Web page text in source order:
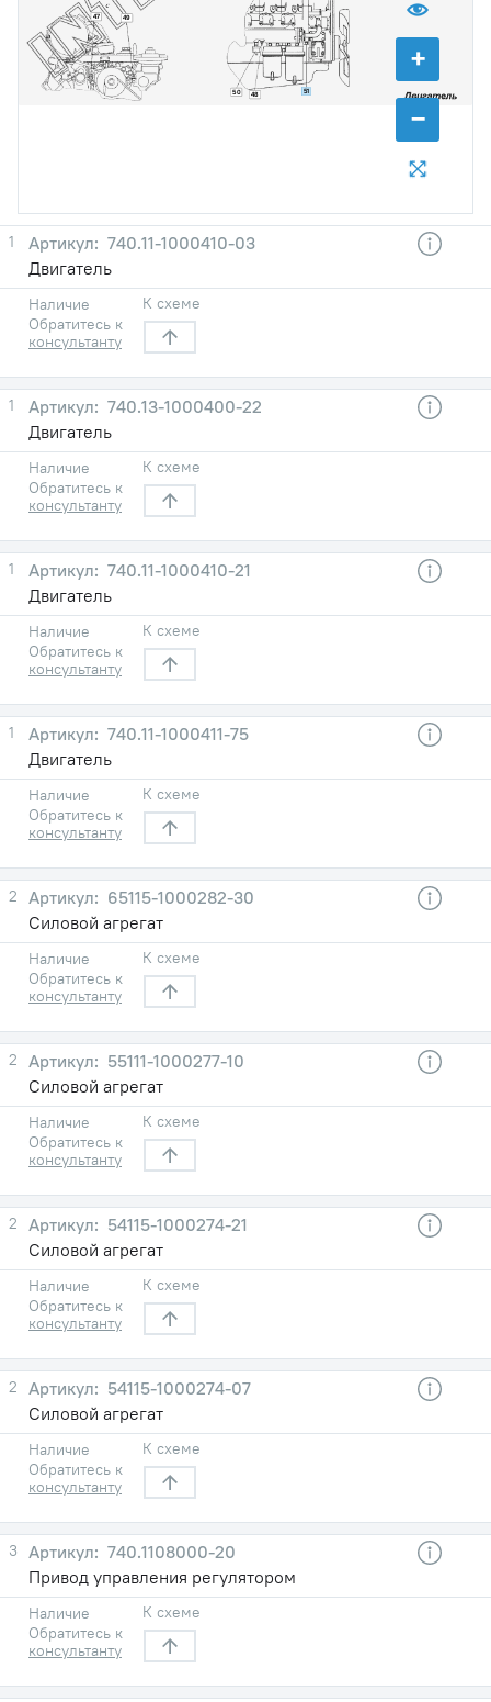
+
−
47
48
49
50 51
1
740.11-1000410-03
Двигатель
Наличие
Обратитесь к
консультанту
К схеме
1
740.13-1000400-22
Двигатель
Наличие
Обратитесь к
консультанту
К схеме
1
740.11-1000410-21
Двигатель
Наличие
Обратитесь к
консультанту
К схеме
1
740.11-1000411-75
Двигатель
Наличие
Обратитесь к
консультанту
К схеме
2
65115-1000282-30
Силовой агрегат
Наличие
Обратитесь к
консультанту
К схеме
2
55111-1000277-10
Силовой агрегат
Наличие
Обратитесь к
консультанту
К схеме
2
54115-1000274-21
Силовой агрегат
Наличие
Обратитесь к
консультанту
К схеме
2
54115-1000274-07
Силовой агрегат
Наличие
Обратитесь к
консультанту
К схеме
3
740.1108000-20
Привод управления регулятором
Наличие
Обратитесь к
консультанту
К схеме